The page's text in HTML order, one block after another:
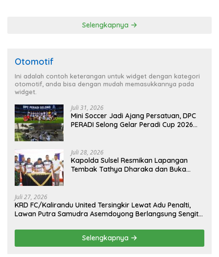
Selengkapnya
Otomotif
Ini adalah contoh keterangan untuk widget dengan kategori
otomotif, anda bisa dengan mudah memasukkannya pada
widget.
Juli 31, 2026
Mini Soccer Jadi Ajang Persatuan, DPC
PERADI Selong Gelar Peradi Cup 2026
Juli 28, 2026
Kapolda Sulsel Resmikan Lapangan
Tembak Tathya Dharaka dan Buka
Juli 27, 2026
KRD FC/Kalirandu United Tersingkir Lewat Adu Penalti,
Lawan Putra Samudra Asemdoyong Berlangsung Sengit
Selengkapnya